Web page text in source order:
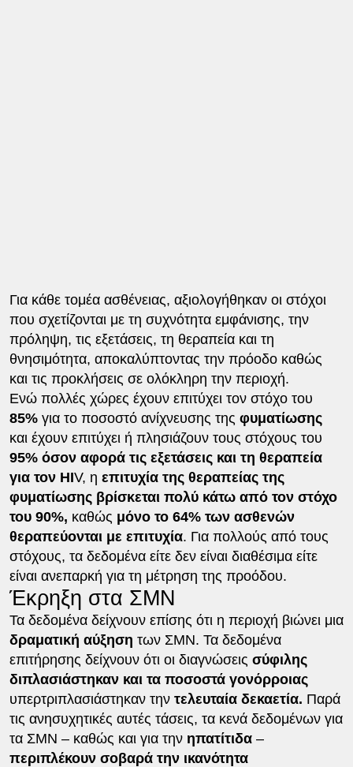
Για κάθε τομέα ασθένειας, αξιολογήθηκαν οι στόχοι
που σχετίζονται με τη συχνότητα εμφάνισης, την
πρόληψη, τις εξετάσεις, τη θεραπεία και τη
θνησιμότητα, αποκαλύπτοντας την πρόοδο καθώς
και τις προκλήσεις σε ολόκληρη την περιοχή.
Ενώ πολλές χώρες έχουν επιτύχει τον στόχο του
85%για το ποσοστό ανίχνευσης της φυματίωσης
και έχουν επιτύχει ή πλησιάζουν τους στόχους του
95% όσον αφορά τις εξετάσεις και τη θεραπεία
για τον HIV, η επιτυχία της θεραπείας της
φυματίωσης βρίσκεται πολύ κάτω από τον στόχο
του 90%, καθώς μόνο το 64% των ασθενών
θεραπεύονται με επιτυχία. Για πολλούς από τους
στόχους, τα δεδομένα είτε δεν είναι διαθέσιμα είτε
είναι ανεπαρκή για τη μέτρηση της προόδου.
Έκρηξη στα ΣΜΝ
Τα δεδομένα δείχνουν επίσης ότι η περιοχή βιώνει μια
δραματική αύξηση των ΣΜΝ. Τα δεδομένα
επιτήρησης δείχνουν ότι οι διαγνώσεις σύφιλης
διπλασιάστηκαν και τα ποσοστά γονόρροιας
υπερτριπλασιάστηκαν την τελευταία δεκαετία. Παρά
τις ανησυχητικές αυτές τάσεις, τα κενά δεδομένων για
τα ΣΜΝ – καθώς και για την ηπατίτιδα–
περιπλέκουν σοβαρά την ικανότητα